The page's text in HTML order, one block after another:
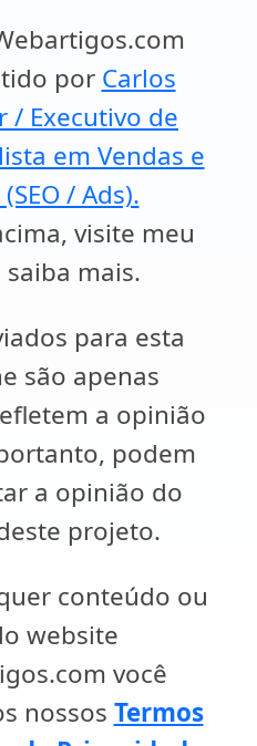
por Carlos
/ Executivo de
em Vendas e
/ Ads).
visite meu
mais.
para esta
são apenas
a opinião
podem
a opinião do
projeto.
conteúdo ou
website
você
nossos Termos